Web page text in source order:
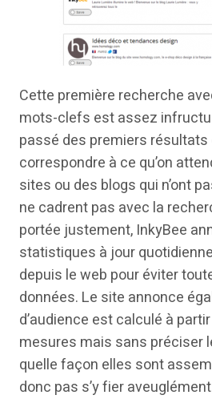
Cette première recherche
mots-clefs est assez
passé des premiers résultats
correspondre à ce qu’on
sites ou des blogs qui n’ont
ne cadrent pas avec la
portée justement, InkyBee
statistiques à jour
depuis le web pour éviter
données. Le site annonce
d’audience est calculé à
mesures mais sans préciser
quelle façon elles sont
donc pas s’y fier